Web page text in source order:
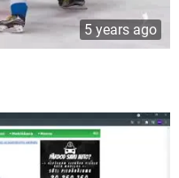
5 years ago